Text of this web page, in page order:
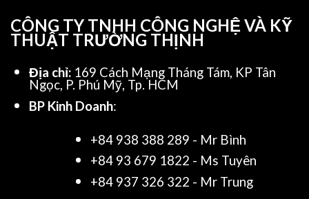
CÔNG TY TNHH CÔNG NGHỆ VÀ KỸ
THUẬT TRƯỜNG THỊNH
Địa chỉ: 169 Cách Mạng Tháng Tám, KP Tân
Ngọc, P. Phú Mỹ, Tp. HCM
BP Kinh Doanh:
+84 938 388 289 - Mr Bình
+84 93 679 1822 - Ms Tuyên
+84 937 326 322 - Mr Trung